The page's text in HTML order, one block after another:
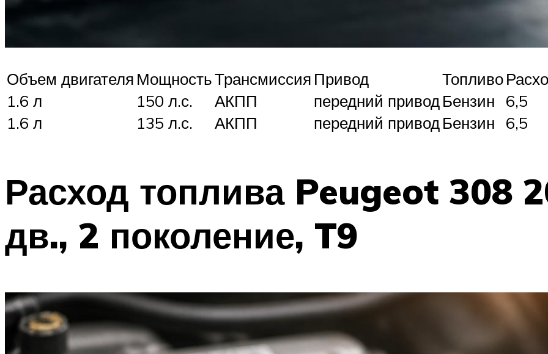
Объем двигателя МощностьТрансмиссия Привод Топливо
1.6 л
150 л.с. АКПП передний приводБензин
6,5
1.6 л
135 л.с. АКПП передний приводБензин 6,5
Расход топлива Peugeot 308
дв., 2 поколение, T9